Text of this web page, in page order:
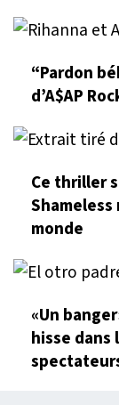
“Pardon
d’A$AP
Ce thriller
monde
«Un
hisse